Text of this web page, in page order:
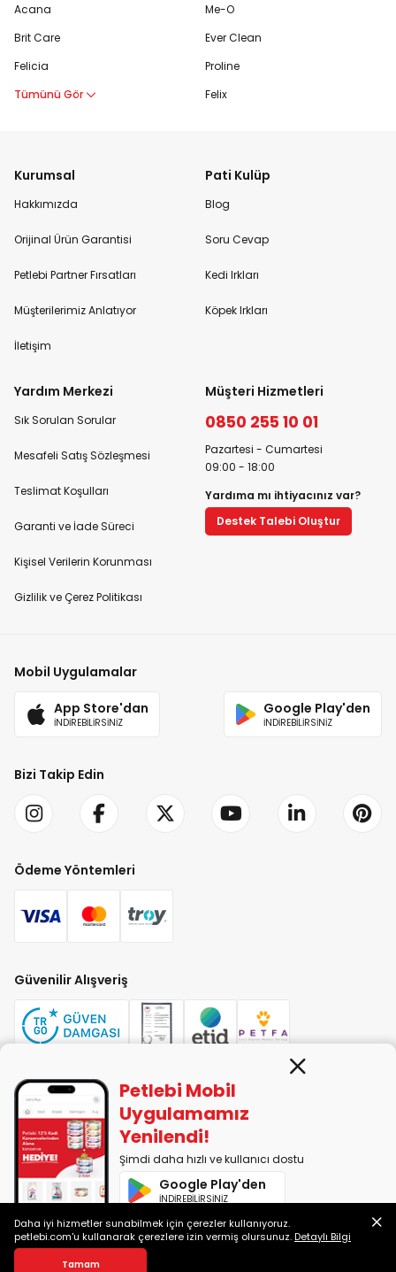
Acana
Brit Care
Felicia
Tümünü Gör
Me-O
Ever Clean
Proline
Felix
Kurumsal
Hakkımızda
Orijinal Ürün Garantisi
Petlebi Partner Fırsatları
Müşterilerimiz Anlatıyor
İletişim
Pati Kulüp
Blog
Soru Cevap
Kedi Irkları
Köpek Irkları
Yardım Merkezi
Sık Sorulan Sorular
Mesafeli Satış Sözleşmesi
Teslimat Koşulları
Garanti ve İade Süreci
Kişisel Verilerin Korunması
Gizlilik ve Çerez Politikası
Müşteri Hizmetleri
0850 255 10 01
Pazartesi - Cumartesi
09:00 - 18:00
Yardıma mı ihtiyacınız var?
Destek Talebi Oluştur
Mobil Uygulamalar
App Store'dan
İNDİREBİLİRSİNİZ
Google Play'den
İNDİREBİLİRSİNİZ
Bizi Takip Edin
Ödeme Yöntemleri
Güvenilir Alışveriş
PETLEBİ EVCİL HAYVAN ÜRÜNLERİ PAZ. SAN. TİC. LTD. ŞTİ. Alaşarköy Mah.
1. Alaşar Cad. No: 9 Osmangazi/Bursa
7290599225 vergi numarasıyla Uludağ Vergi Dairesi'ne bağlıdır.
2014-2026 © petlebi.com v11.86.0
Bursa'da sevgiyle yapıldı.
Petlebi Mobil
Uygulamamız
Yenilendi!
Şimdi daha hızlı ve kullanıcı dostu
Google Play'den
İNDİREBİLİRSİNİZ
App Store'dan
Daha iyi hizmetler sunabilmek için çerezler kullanıyoruz.
petlebi.com'u kullanarak çerezlere izin vermiş olursunuz.Detaylı Bilgi
Tamam